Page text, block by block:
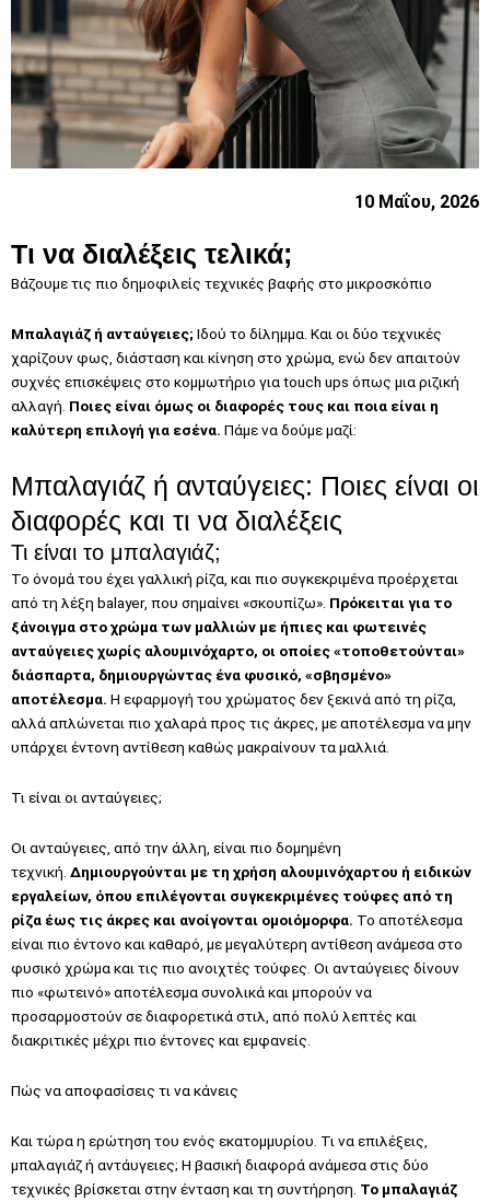
10 Μαΐου, 2026
Τι να διαλέξεις τελικά;
Βάζουμε τις πιο δημοφιλείς τεχνικές βαφής στο μικροσκόπιο
Μπαλαγιάζ ή ανταύγειες; Ιδού το δίλημμα. Και οι δύο τεχνικές
χαρίζουν φως, διάσταση και κίνηση στο χρώμα, ενώ δεν απαιτούν
συχνές επισκέψεις στο κομμωτήριο για touch ups όπως μια ριζική
αλλαγή. Ποιες είναι όμως οι διαφορές τους και ποια είναι η
καλύτερη επιλογή για εσένα. Πάμε να δούμε μαζί:
Μπαλαγιάζ ή ανταύγειες: Ποιες είναι οι
διαφορές και τι να διαλέξεις
Τι είναι το μπαλαγιάζ;
Το όνομά του έχει γαλλική ρίζα, και πιο συγκεκριμένα προέρχεται
από τη λέξη balayer, που σημαίνει «σκουπίζω». Πρόκειται για το
ξάνοιγμα στο χρώμα των μαλλιών με ήπιες και φωτεινές
ανταύγειες χωρίς αλουμινόχαρτο, οι οποίες «τοποθετούνται»
διάσπαρτα, δημιουργώντας ένα φυσικό, «σβησμένο»
αποτέλεσμα. Η εφαρμογή του χρώματος δεν ξεκινά από τη ρίζα,
αλλά απλώνεται πιο χαλαρά προς τις άκρες, με αποτέλεσμα να μην
υπάρχει έντονη αντίθεση καθώς μακραίνουν τα μαλλιά.
Τι είναι οι ανταύγειες;
Οι ανταύγειες, από την άλλη, είναι πιο δομημένη
τεχνική. Δημιουργούνται με τη χρήση αλουμινόχαρτου ή ειδικών
εργαλείων, όπου επιλέγονται συγκεκριμένες τούφες από τη
ρίζα έως τις άκρες και ανοίγονται ομοιόμορφα. Το αποτέλεσμα
είναι πιο έντονο και καθαρό, με μεγαλύτερη αντίθεση ανάμεσα στο
φυσικό χρώμα και τις πιο ανοιχτές τούφες. Οι ανταύγειες δίνουν
πιο «φωτεινό» αποτέλεσμα συνολικά και μπορούν να
προσαρμοστούν σε διαφορετικά στιλ, από πολύ λεπτές και
διακριτικές μέχρι πιο έντονες και εμφανείς.
Πώς να αποφασίσεις τι να κάνεις
Και τώρα η ερώτηση του ενός εκατομμυρίου. Τι να επιλέξεις,
μπαλαγιάζ ή αντάυγειες; Η βασική διαφορά ανάμεσα στις δύο
τεχνικές βρίσκεται στην ένταση και τη συντήρηση. Το μπαλαγιάζ